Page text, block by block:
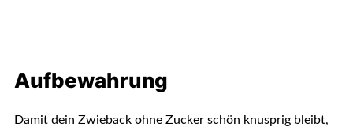
Aufbewahrung
Damit dein Zwieback ohne Zucker schön knusprig bleibt,